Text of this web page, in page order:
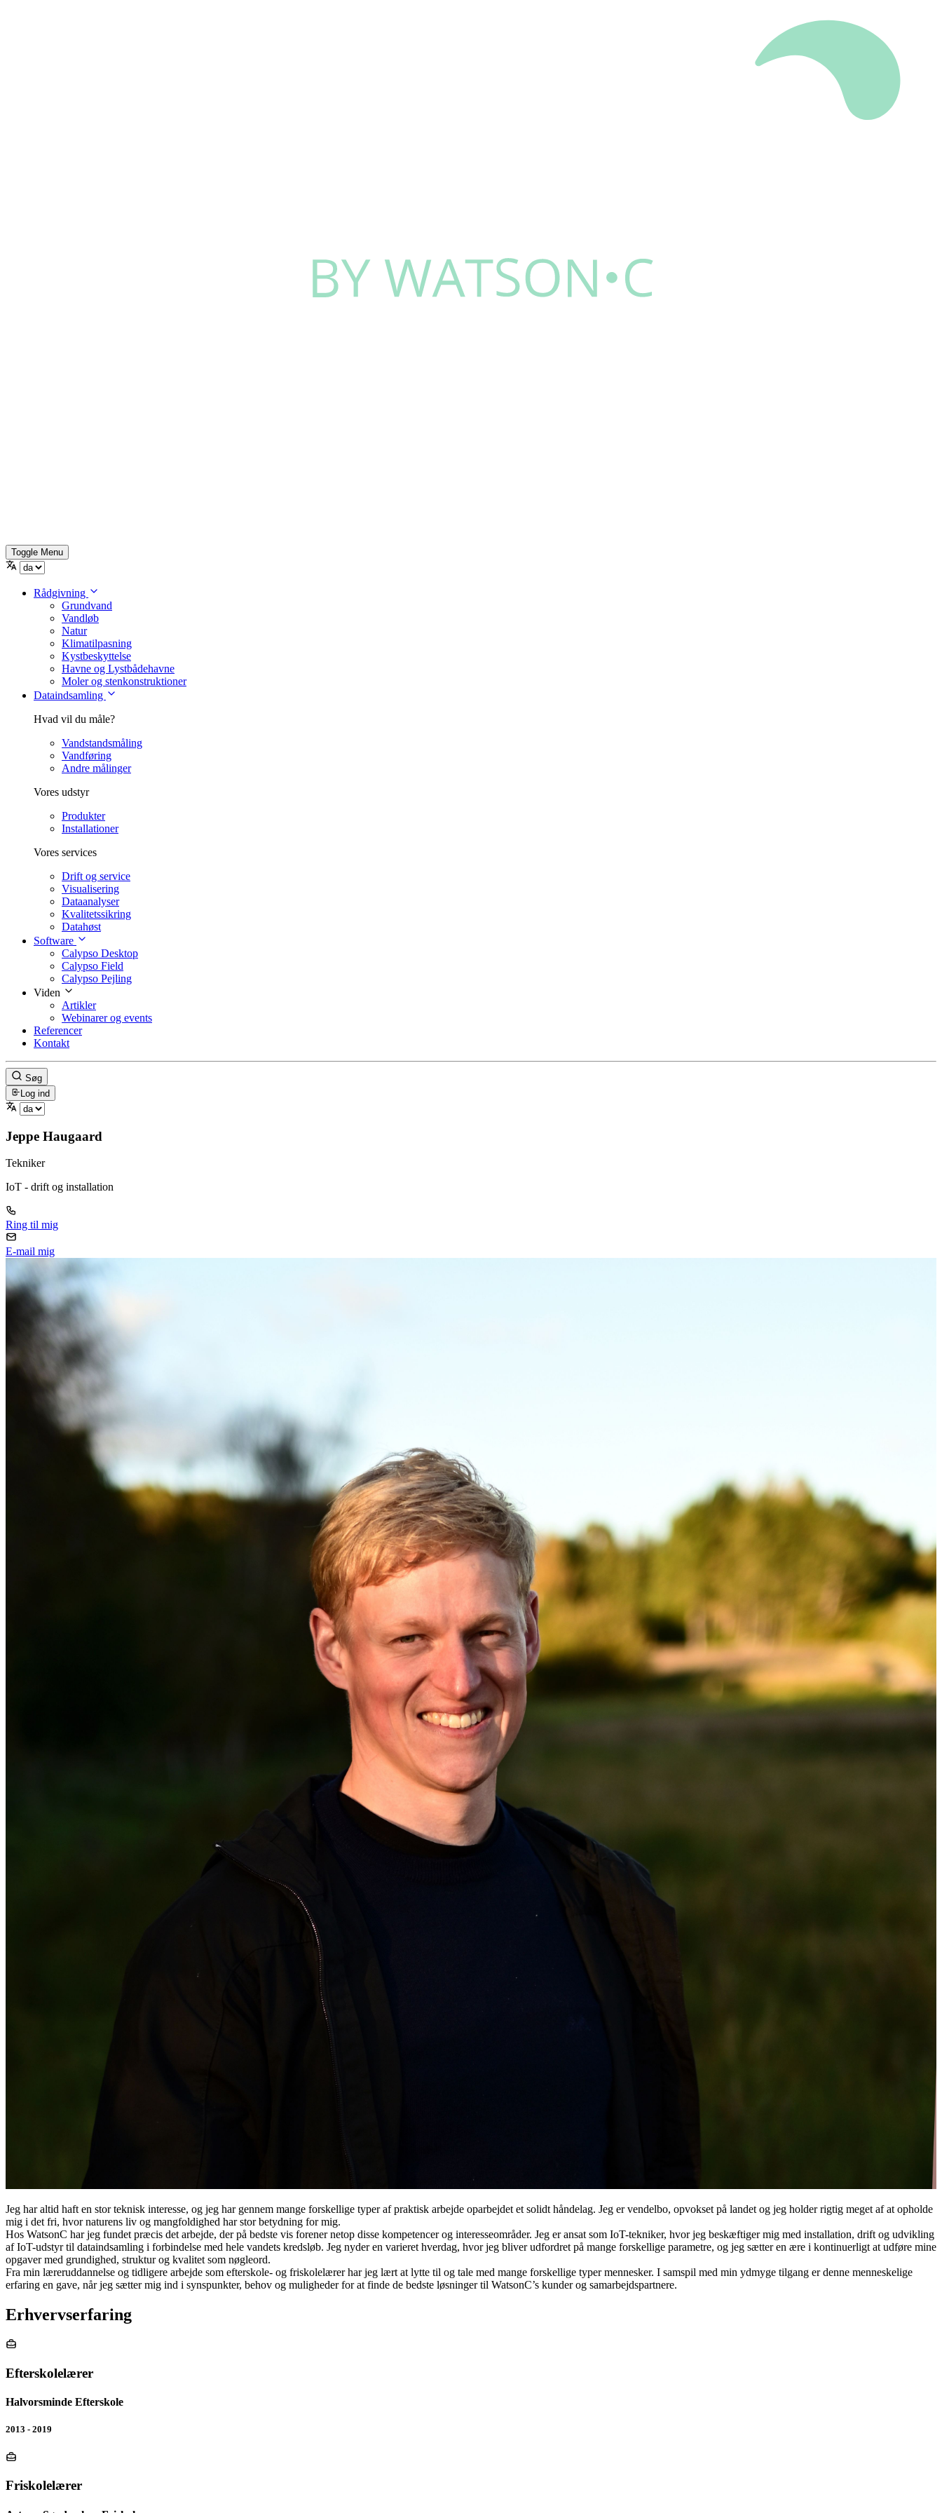
Toggle Menu
Rådgivning
Grundvand
Vandløb
Natur
Klimatilpasning
Kystbeskyttelse
Havne og Lystbådehavne
Moler og stenkonstruktioner
Dataindsamling
Hvad vil du måle?
Vandstandsmåling
Vandføring
Andre målinger
Vores udstyr
Produkter
Installationer
Vores services
Drift og service
Visualisering
Dataanalyser
Kvalitetssikring
Datahøst
Software
Calypso Desktop
Calypso Field
Calypso Pejling
Viden
Artikler
Webinarer og events
Referencer
Kontakt
Søg
Log ind
Jeppe Haugaard
Tekniker
IoT - drift og installation
Ring til mig
E-mail mig
Jeg har altid haft en stor teknisk interesse, og jeg har gennem mange forskellige typer af praktisk arbejde oparbejdet et solidt håndelag. Jeg er vendelbo, opvokset på landet og jeg holder rigtig meget af at opholde
mig i det fri, hvor naturens liv og mangfoldighed har stor betydning for mig.
Hos WatsonC har jeg fundet præcis det arbejde, der på bedste vis forener netop disse kompetencer og interesseområder. Jeg er ansat som IoT-tekniker, hvor jeg beskæftiger mig med installation, drift og udvikling
af IoT-udstyr til dataindsamling i forbindelse med hele vandets kredsløb. Jeg nyder en varieret hverdag, hvor jeg bliver udfordret på mange forskellige parametre, og jeg sætter en ære i kontinuerligt at udføre mine
opgaver med grundighed, struktur og kvalitet som nøgleord.
Fra min læreruddannelse og tidligere arbejde som efterskole- og friskolelærer har jeg lært at lytte til og tale med mange forskellige typer mennesker. I samspil med min ydmyge tilgang er denne menneskelige
erfaring en gave, når jeg sætter mig ind i synspunkter, behov og muligheder for at finde de bedste løsninger til WatsonC’s kunder og samarbejdspartnere.
Erhvervserfaring
Efterskolelærer
Halvorsminde Efterskole
2013 - 2019
Friskolelærer